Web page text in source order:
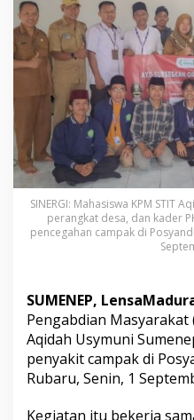
M
S
T
I
T
A
q
i
d
a
h
U
s
y
m
G
l
a
r
S
SINERGI: Mahasiswa KPM STIT
perangkat desa, dan kader
pencegahan campak di
SUMENEP,
Pengabdian Masyarakat
Aqidah Usymuni
penyakit campak di
Rubaru, Senin, 1
Kegiatan itu bekerja